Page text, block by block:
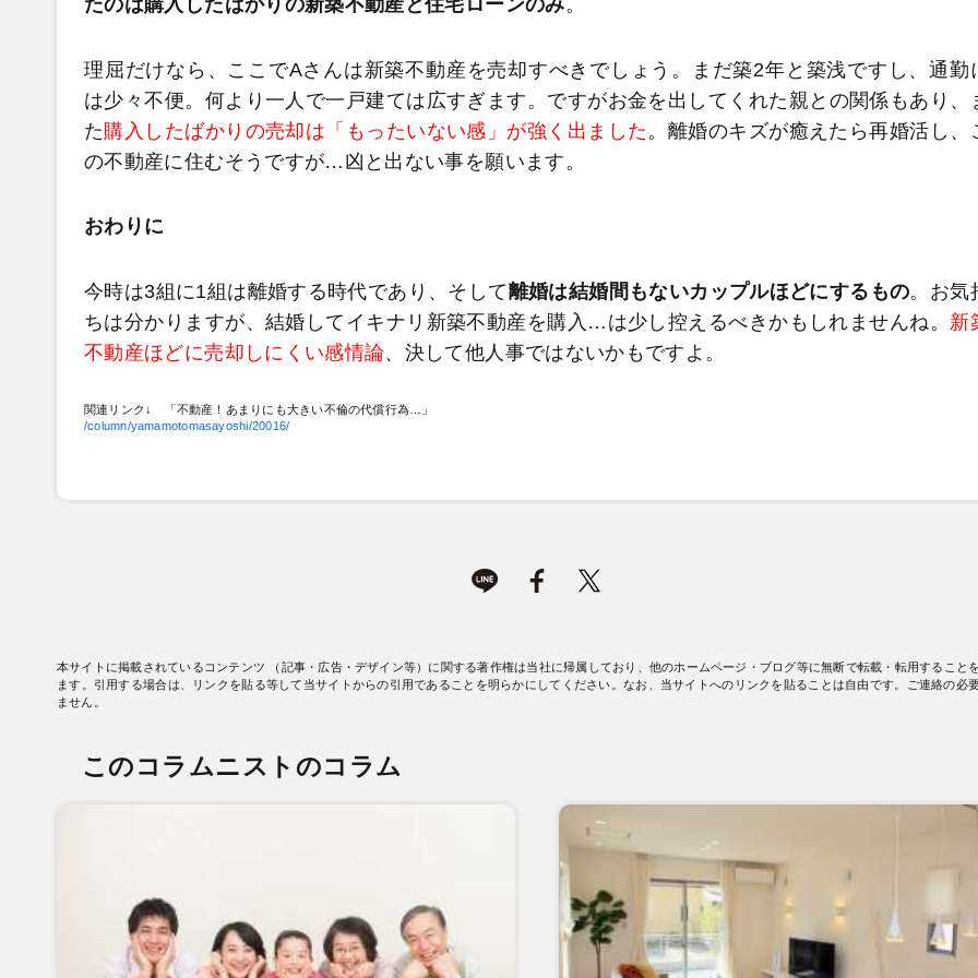
たのは購入したばかりの新築不動産と住宅ローンのみ。
理屈だけなら、ここでAさんは新築不動産を売却すべきでしょう。まだ築2年と築浅ですし、通勤
は少々不便。何より一人で一戸建ては広すぎます。ですがお金を出してくれた親との関係もあり、
た購入したばかりの売却は「もったいない感」が強く出ました 。離婚のキズが癒えたら再婚活し、
の不動産に住むそうですが…凶と出ない事を願います。
おわりに
今時は3組に1組は離婚する時代であり、そして離婚は結婚間もないカップルほどにするもの。お気
ちは分かりますが、結婚してイキナリ新築不動産を購入…は少し控えるべきかもしれませんね。 新
不動産ほどに売却しにくい感情論、決して他人事ではないかもですよ。
関連リンク↓ 「不動産！あまりにも大きい不倫の代償行為…」
/column/yamamotomasayoshi/20016/
本サイトに掲載されているコンテンツ （記事・広告・デザイン等）に関する著作権は当社に帰属しており、他のホームページ・ブログ等に無断で転載・転用すること
ます。引用する場合は、リンクを貼る等して当サイトからの引用であることを明らかにしてください。なお、当サイトへのリンクを貼ることは自由です。ご連絡の必
ません。
このコラムニストのコラム